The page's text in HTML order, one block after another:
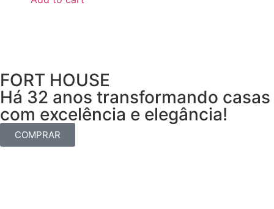
FORT HOUSE
Há 32 anos transformando casas
com excelência e elegância!
COMPRAR